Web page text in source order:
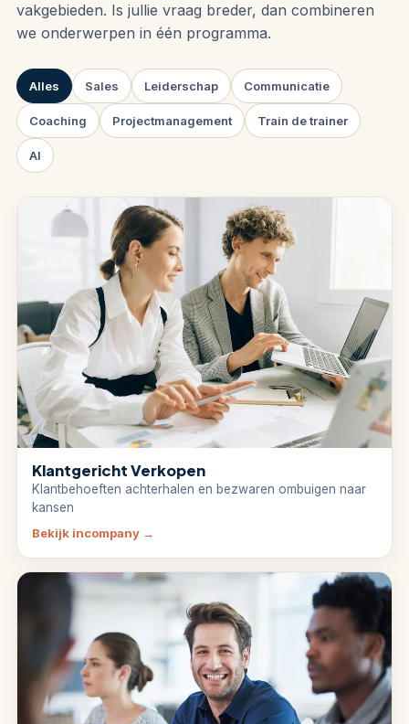
vakgebieden. Is jullie vraag breder, dan combineren
we onderwerpen in één programma.
Alles Sales Leiderschap Communicatie
Coaching Projectmanagement Train de trainer
AI
Klantgericht Verkopen
Klantbehoeften achterhalen en bezwaren ombuigen naar
kansen
Bekijk incompany →